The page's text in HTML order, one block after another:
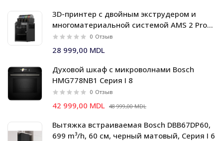
3D-принтер с двойным экструдером и
многоматериальной системой AMS 2 Pro
Bambu Lab X2D Combo
0 Отзыв
28 999,00 MDL
Духовой шкаф c микроволнами Bosch
HMG778NB1 Серия I 8
0 Отзыв
42 999,00 MDL 48 999,00 MDL
Вытяжка встраиваемая Bosch DBB67DP60,
699 m³/h, 60 см, черный матовый, Серия I 6